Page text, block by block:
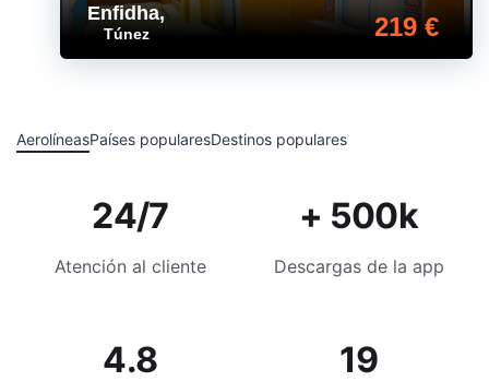
Enfidha,
Túnez 219 €
AerolíneasPaíses popularesDestinos populares
24/7
Atención al cliente
+ 500k
Descargas de la app
4.8 19